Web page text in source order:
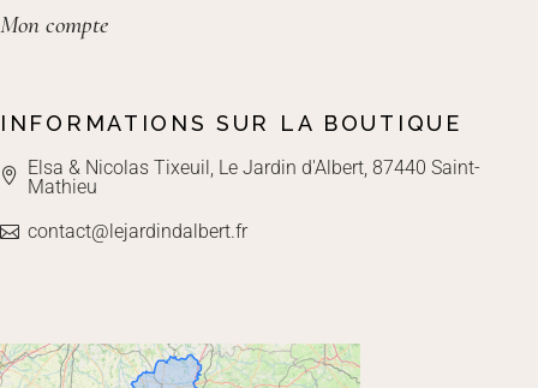
Mon compte
INFORMATIONS SUR LA BOUTIQUE
Elsa & Nicolas Tixeuil, Le Jardin d'Albert, 87440 Saint-
Mathieu
contact@lejardindalbert.fr